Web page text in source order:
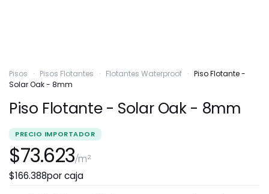
Pisos · Pisos Flotantes · Flotantes Waterproof · Piso Flotante -
Solar Oak - 8mm
Piso Flotante - Solar Oak - 8mm
PRECIO IMPORTADOR
$73.623/m²
$166.388por caja